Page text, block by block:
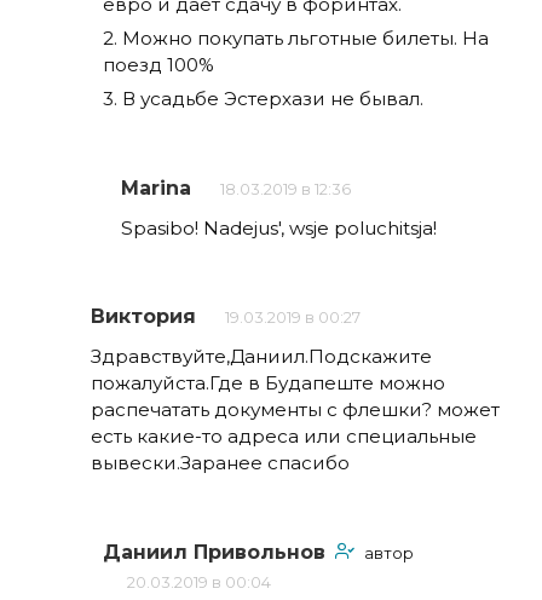
2. Можно покупать льготные билеты. На
поезд 100%
3. В усадьбе Эстерхази не бывал.
Marina 18.03.2019 в 12:36
Spasibo! Nadejus', wsje poluchitsja!
Виктория 19.03.2019 в 00:27
Здравствуйте,Даниил.Подскажите
пожалуйста.Где в Будапеште можно
распечатать документы с флешки? может
есть какие-то адреса или специальные
вывески.Заранее спасибо
Даниил Привольнов
автор
20.03.2019 в 00:04